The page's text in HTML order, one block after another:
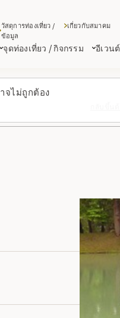
จไม่ถูกต้อง
จุดท่องเที่ยว / กิจกรรม อีเวนต์
วัสดุการท่องเที่ยว /
ข้อมูล
เกี่ยวกับสมาคม